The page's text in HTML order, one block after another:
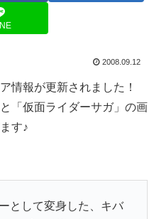
2008.09.12
情報が更新されました！
「仮面ライダーサガ」の画
す♪
として変身した、キバ